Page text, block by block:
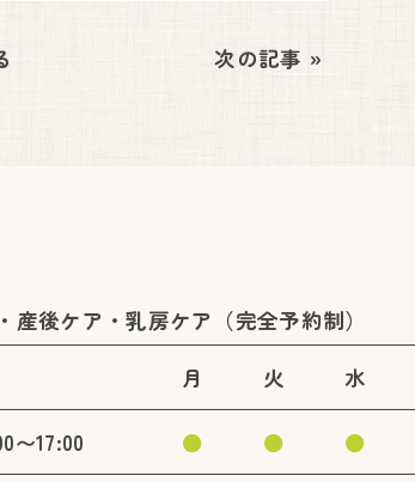
次の記事 »
産後ケア・乳房ケア（完全予約制）
月
火 水
〜17:00 ● ● ●